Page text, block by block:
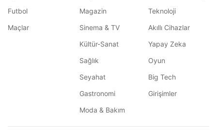
Futbol
Maçlar
Magazin
Sinema & TV
Kültür-Sanat
Sağlık
Seyahat
Gastronomi
Moda & Bakım
Teknoloji
Akıllı Cihazlar
Yapay Zeka
Oyun
Big Tech
Girişimler